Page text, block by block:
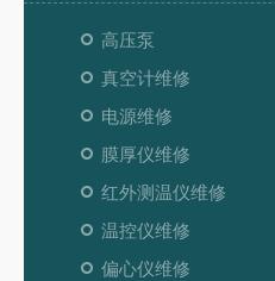
高压泵
真空计维修
电源维修
膜厚仪维修
红外测温仪维修
温控仪维修
偏心仪维修